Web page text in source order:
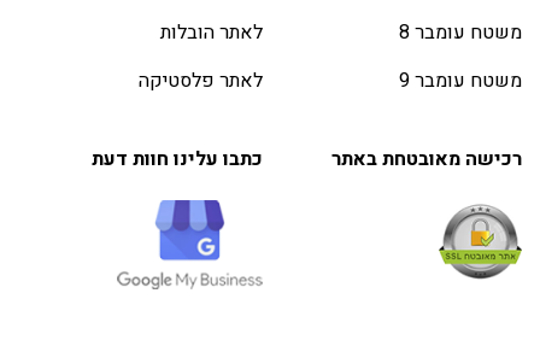
משטח עומבר 8
משטח עומבר 9
רכישה מאובטחת באתר
לאתר הובלות
לאתר פלסטיקה
כתבו עלינו חוות דעת